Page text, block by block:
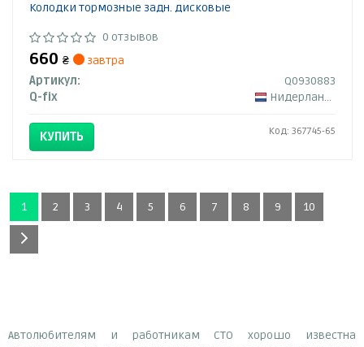
Колодки тормозные задн. дисковые
0 отзывов
660 ₴
завтра
Артикул:
Q0930883
Q-fix
Нидерланды
КУПИТЬ Код: 367745-65
1 2 3 4 5 6 7 8 9 10
Автолюбителям и работникам СТО хорошо известна